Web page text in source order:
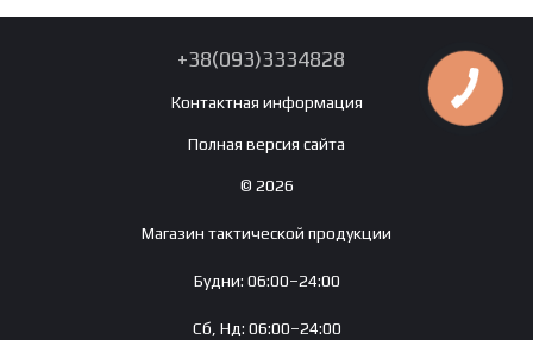
+38(093)3334828
Контактная информация
Полная версия сайта
© 2026
Магазин тактической продукции
Будни: 06:00–24:00
Сб, Нд: 06:00–24:00